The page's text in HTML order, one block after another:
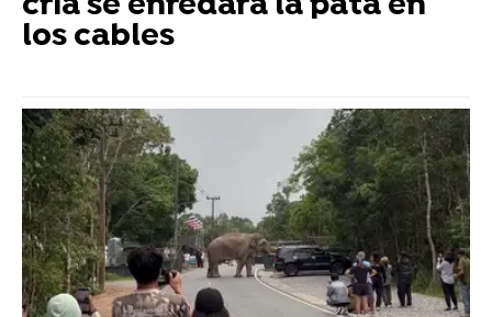
los cables